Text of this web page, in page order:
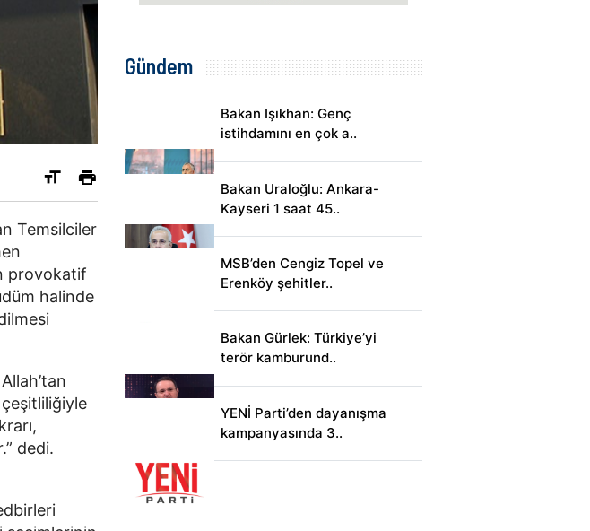
Temsilciler
provokatif
halinde
dedi.
Gündem
Bakan Işıkhan: Genç
istihdamını en çok a..
Bakan Uraloğlu: Ankara-
Kayseri 1 saat 45..
MSB’den Cengiz Topel ve
Erenköy şehitler..
Bakan Gürlek: Türkiye’yi
terör kamburund..
YENİ Parti’den dayanışma
kampanyasında 3..